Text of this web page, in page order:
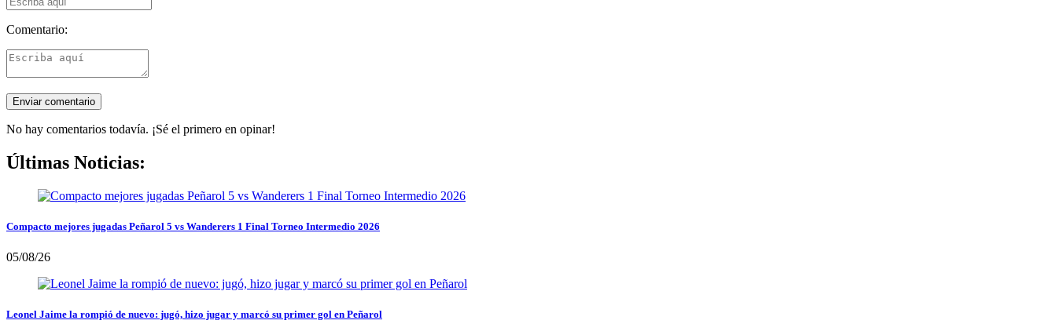
Comentario:
No hay comentarios todavía. ¡Sé el primero en opinar!
Últimas Noticias:
Compacto mejores jugadas Peñarol 5 vs Wanderers 1 Final Torneo Intermedio 2026
05/08/26
Leonel Jaime la rompió de nuevo: jugó, hizo jugar y marcó su primer gol en Peñarol